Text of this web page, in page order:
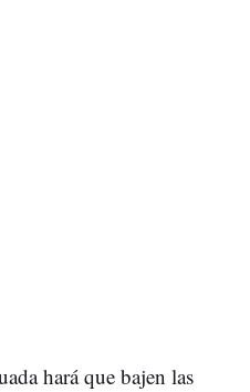
hará que bajen las